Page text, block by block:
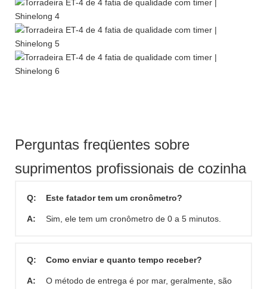
Perguntas freqüentes sobre
suprimentos profissionais de cozinha
Q: Este fatador tem um cronômetro?
A: Sim, ele tem um cronômetro de 0 a 5 minutos.
Q: Como enviar e quanto tempo receber?
A:
O método de entrega é por mar, geralmente, são